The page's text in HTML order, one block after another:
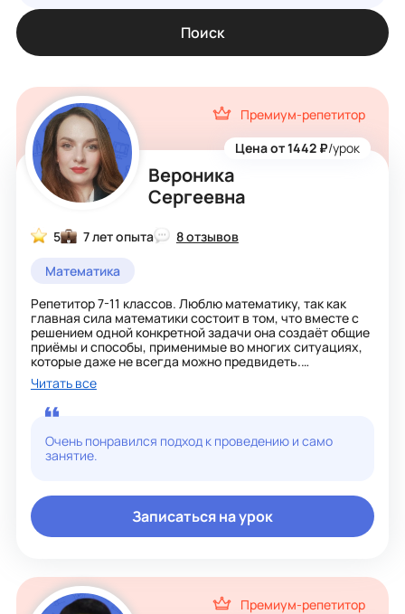
Поиск
Вероника
Сергеевна
Цена от 1442 ₽/урок
Премиум-репетитор
5 7 лет опыта
8 отзывов
Математика
Репетитор 7-11 классов. Люблю математику, так как
главная сила математики состоит в том, что вместе с
решением одной конкретной задачи она создаёт общие
приёмы и способы, применимые во многих ситуациях,
которые даже не всегда можно предвидеть.
Ответственно подхожу к планированию занятий,
применяю различные методики в зависимости от
возраста, целей и индивидуальных особенностей
учеников.
Помогу:
- подготовиться к ОГЭ, ЕГЭ, ГВЭ, ВПР по математике;
- подтянуть знания и исправить оценки;
самостоятельным работам;
- понять школьную программу.
Читать все
Очень понравился подход к проведению и само
занятие.
Записаться на урок
Премиум-репетитор